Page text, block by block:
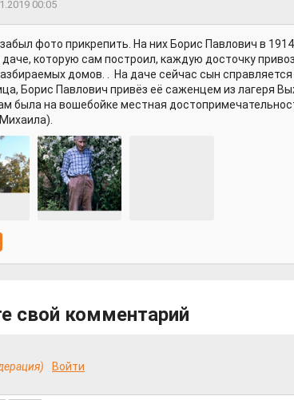
00:05
фото прикрепить. На них Борис Павлович в
даче, которую сам построил, каждую досточку
домов. . На даче сейчас сын
Борис Павлович привёз её саженцем из лагеря
была на вошебойке местная
свой комментарий
Войти